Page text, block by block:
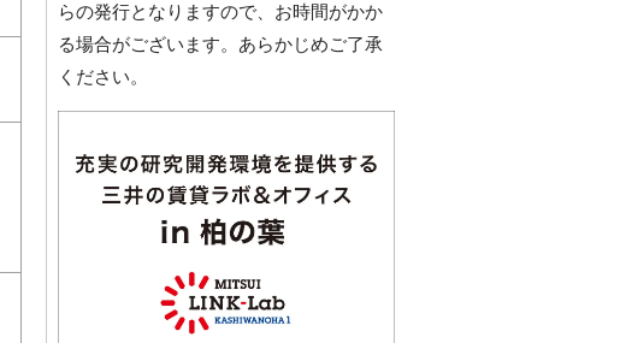
らの発行となりますので、お時間がかか
る場合がございます。あらかじめご了承
ください。